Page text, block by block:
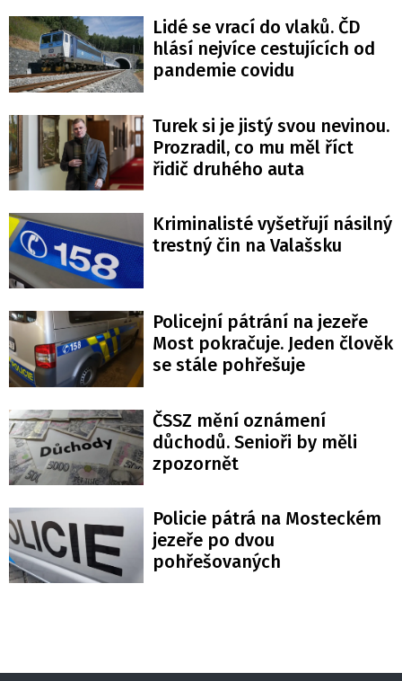
Lidé se vrací do vlaků. ČD
hlásí nejvíce cestujících od
pandemie covidu
Turek si je jistý svou nevinou.
Prozradil, co mu měl říct
řidič druhého auta
Kriminalisté vyšetřují násilný
trestný čin na Valašsku
Policejní pátrání na jezeře
Most pokračuje. Jeden člověk
se stále pohřešuje
ČSSZ mění oznámení
důchodů. Senioři by měli
zpozornět
Policie pátrá na Mosteckém
jezeře po dvou
pohřešovaných